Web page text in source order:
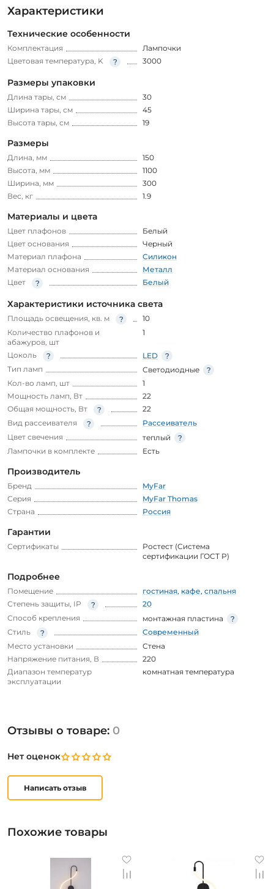
Характеристики
Технические особенности
Комплектация
Лампочки
Цветовая температура, K
3000
Размеры упаковки
Длина тары, см
30
Ширина тары, см
45
Высота тары, см
19
Размеры
Длина, мм
150
Высота, мм
1100
Ширина, мм
300
Вес, кг
1.9
Материалы и цвета
Цвет плафонов
Белый
Цвет основания
Черный
Материал плафона
Силикон
Материал основания
Металл
Цвет
Белый
Характеристики источника света
Площадь освещения, кв. м
10
Количество плафонов и
абажуров, шт
1
Цоколь
LED
Тип ламп
Светодиодные
Кол-во ламп, шт
1
Мощность ламп, Вт
22
Общая мощность, Вт
22
Вид рассеивателя
Рассеиватель
Цвет свечения
теплый
Лампочки в комплекте
Есть
Производитель
Бренд
MyFar
Серия
MyFar Thomas
Страна
Россия
Гарантии
Сертификаты
Ростест (Система
сертификации ГОСТ Р)
Подробнее
Помещение гостиная, кафе, спальня
Степень защиты, IP
20
Способ крепления
монтажная пластина
Стиль
Современный
Место установки
Стена
Напряжение питания, В
220
Диапазон температур
эксплуатации
комнатная температура
Отзывы о товаре: 0
Нет оценок
Написать отзыв
Похожие товары